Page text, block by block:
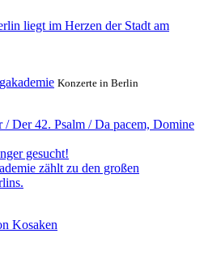
liegt im Herzen der Stadt am
Konzerte in Berlin
Der 42. Psalm / Da pacem, Domine
gesucht!
zählt zu den großen
Kosaken